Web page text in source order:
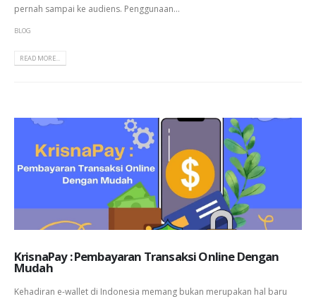
pernah sampai ke audiens. Penggunaan...
BLOG
READ MORE...
KrisnaPay : Pembayaran Transaksi Online Dengan
Mudah
Kehadiran e-wallet di Indonesia memang bukan merupakan hal baru